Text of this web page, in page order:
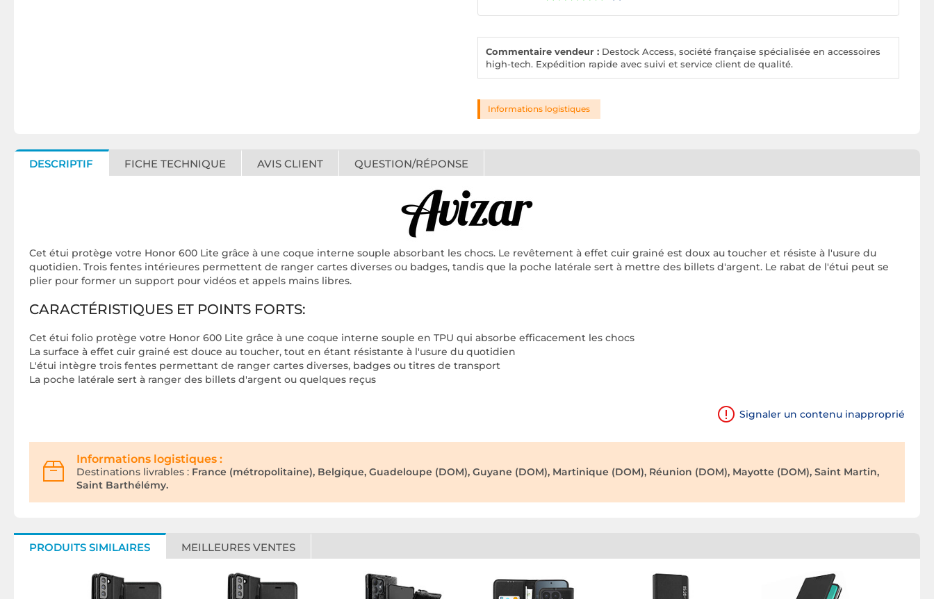
Commentaire vendeur : Destock Access, société française spécialisée en accessoires
high-tech. Expédition rapide avec suivi et service client de qualité.
Informations logistiques
DESCRIPTIF FICHE TECHNIQUE AVIS CLIENT QUESTION/RÉPONSE
Cet étui protège votre Honor 600 Lite grâce à une coque interne souple absorbant les chocs. Le revêtement à effet cuir grainé est doux au toucher et résiste à l'usure du
quotidien. Trois fentes intérieures permettent de ranger cartes diverses ou badges, tandis que la poche latérale sert à mettre des billets d'argent. Le rabat de l'étui peut se
plier pour former un support pour vidéos et appels mains libres.
CARACTÉRISTIQUES ET POINTS FORTS:
Cet étui folio protège votre Honor 600 Lite grâce à une coque interne souple en TPU qui absorbe efficacement les chocs
La surface à effet cuir grainé est douce au toucher, tout en étant résistante à l'usure du quotidien
L'étui intègre trois fentes permettant de ranger cartes diverses, badges ou titres de transport
La poche latérale sert à ranger des billets d'argent ou quelques reçus
Signaler un contenu inapproprié
Informations logistiques :
Destinations livrables : France (métropolitaine), Belgique, Guadeloupe (DOM), Guyane (DOM), Martinique (DOM), Réunion (DOM), Mayotte (DOM), Saint Martin,
Saint Barthélémy.
PRODUITS SIMILAIRES MEILLEURES VENTES